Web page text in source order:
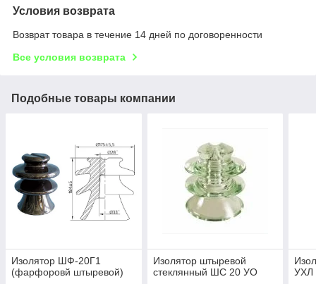
Условия возврата
Возврат товара в течение 14 дней по договоренности
Все условия возврата
Подобные товары компании
Изолятор ШФ-20Г1
(фарфоровй штыревой)
Изолятор штыревой
стеклянный ШС 20 УО
УХЛ